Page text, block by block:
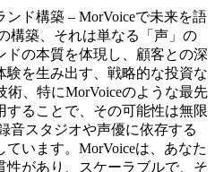
ド構築 – MorVoiceで未来を語
構築、それは単なる「声」の
の本質を体現し、顧客との深
験を生み出す、戦略的な投資な
、特にMorVoiceのような最先
ることで、その可能性は無限
音スタジオや声優に依存する
います。MorVoiceは、あなた
があり、スケーラブルで、そ